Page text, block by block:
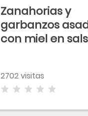
Zanahorias y
garbanzos
con miel en
2702 visitas